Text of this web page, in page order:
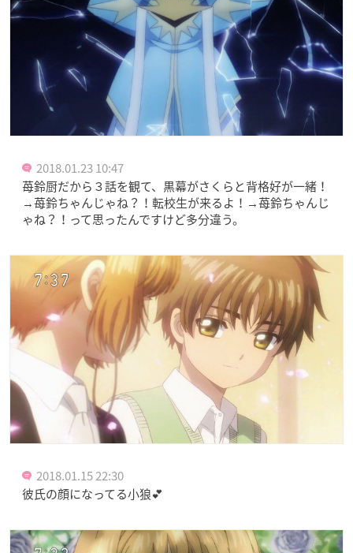
2018.01.23 10:47
苺鈴厨だから３話を観て、黒幕がさくらと背格好が一緒！
→苺鈴ちゃんじゃね？！転校生が来るよ！→苺鈴ちゃんじ
ゃね？！って思ったんですけど多分違う。
2018.01.15 22:30
彼氏の顔になってる小狼💕